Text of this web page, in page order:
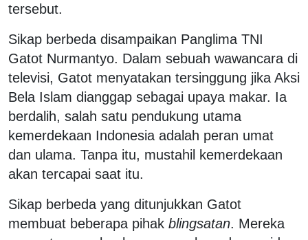
tersebut.
Sikap berbeda disampaikan Panglima TNI
Gatot Nurmantyo. Dalam sebuah wawancara di
televisi, Gatot menyatakan tersinggung jika Aksi
Bela Islam dianggap sebagai upaya makar. Ia
berdalih, salah satu pendukung utama
kemerdekaan Indonesia adalah peran umat
dan ulama. Tanpa itu, mustahil kemerdekaan
akan tercapai saat itu.
Sikap berbeda yang ditunjukkan Gatot
membuat beberapa pihak blingsatan. Mereka